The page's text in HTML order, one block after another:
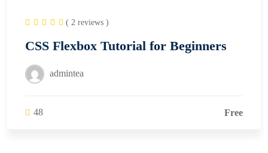
( 2 reviews )
CSS Flexbox Tutorial for Beginners
admintea
48 Free